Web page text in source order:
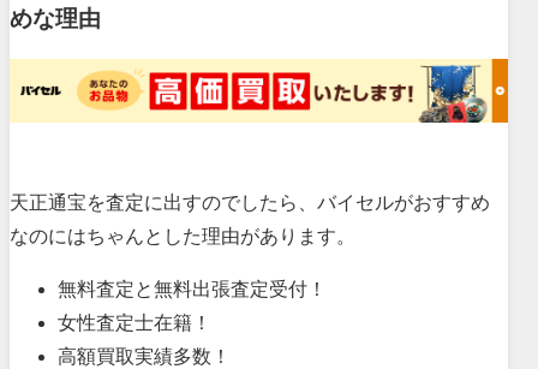
めな理由
天正通宝を査定に出すのでしたら、バイセルがおすすめ
なのにはちゃんとした理由があります。
無料査定と無料出張査定受付！
女性査定士在籍！
高額買取実績多数！